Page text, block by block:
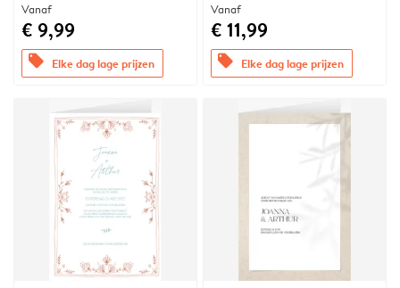
Vanaf
€ 9,99
offers Elke dag lage prijzen
Vanaf
€ 11,99
offers Elke dag lage prijzen